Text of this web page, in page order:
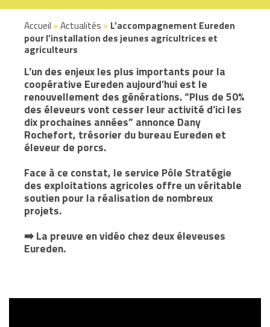
Accueil >Actualités > L’accompagnement Eureden
pour l’installation des jeunes agricultrices et
agriculteurs
L’un des enjeux les plus importants pour la
coopérative Eureden aujourd’hui est le
renouvellement des générations. “Plus de 50%
des éleveurs vont cesser leur activité d’ici les
dix prochaines années” annonce Dany
Rochefort, trésorier du bureau Eureden et
éleveur de porcs.
Face à ce constat, le service Pôle Stratégie
des exploitations agricoles offre un véritable
soutien pour la réalisation de nombreux
projets.
➡️ La preuve en vidéo chez deux éleveuses
Eureden.
Lecteur